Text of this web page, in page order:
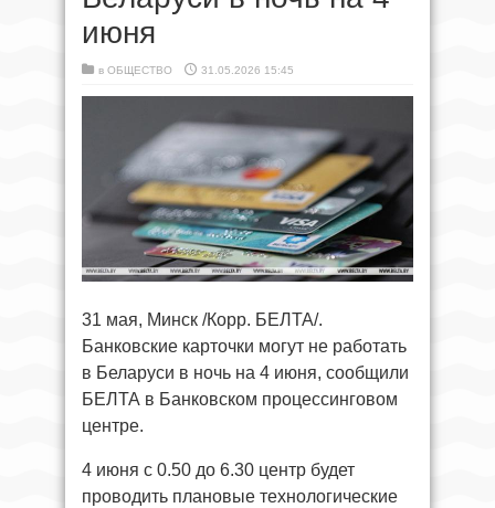
июня
в ОБЩЕСТВО 31.05.2026 15:45
31 мая, Минск /Корр. БЕЛТА/.
Банковские карточки могут не работать
в Беларуси в ночь на 4 июня, сообщили
БЕЛТА в Банковском процессинговом
центре.
4 июня с 0.50 до 6.30 центр будет
проводить плановые технологические